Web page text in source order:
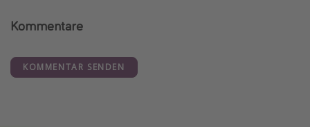
Kommentare
KOMMENTAR SENDEN